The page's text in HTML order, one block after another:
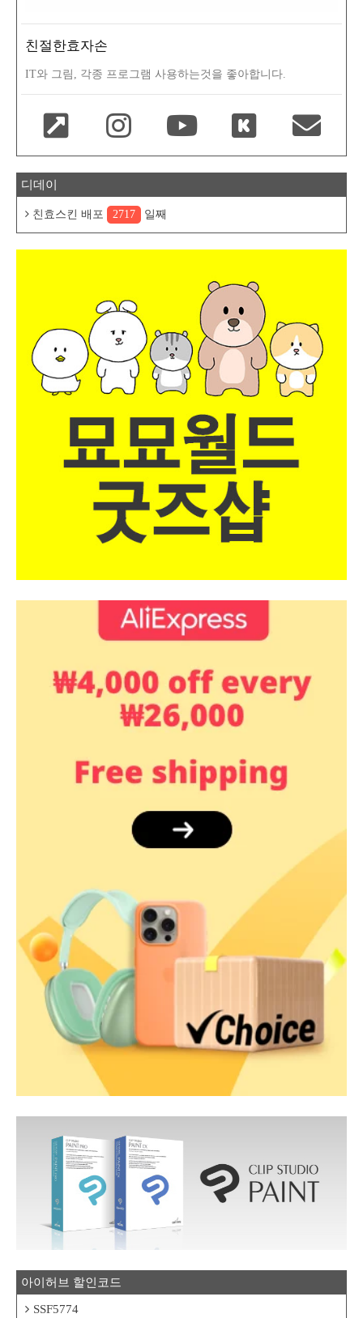
친절한효자손
IT와 그림, 각종 프로그램 사용하는것을 좋아합니다.
디데이
친효스킨 배포 2717 일째
아이허브 할인코드
SSF5774